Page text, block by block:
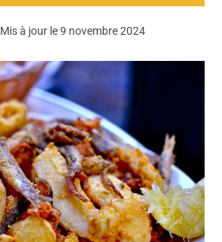
Mis à jour le 9 novembre 2024